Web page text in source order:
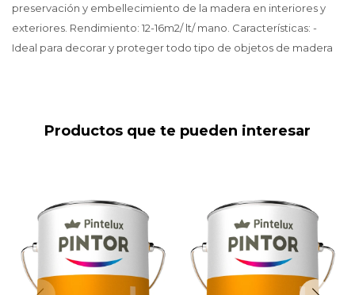
preservación y embellecimiento de la madera en interiores y
exteriores. Rendimiento: 12-16m2/ lt/ mano. Características: -
Ideal para decorar y proteger todo tipo de objetos de madera
Productos que te pueden interesar